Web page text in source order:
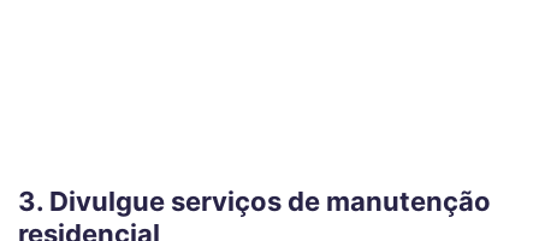
3. Divulgue serviços de manutenção
residencial